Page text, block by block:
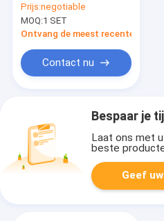
visuele inspectie
machine
Prijs:negotiable
MOQ:1 SET
Ontvang de meest recente Prijs
Contact nu
Bespaar je
Laat ons met
beste
Geef